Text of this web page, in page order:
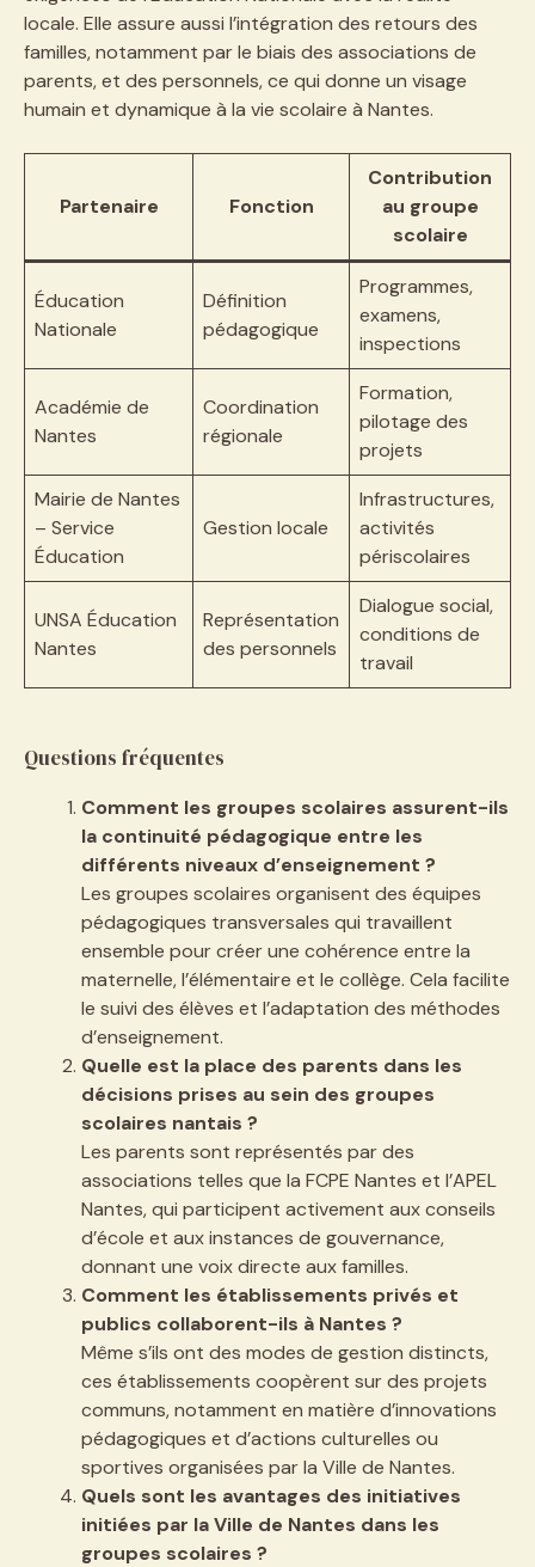
locale. Elle assure aussi l’intégration des retours des
familles, notamment par le biais des associations de
parents, et des personnels, ce qui donne un visage
humain et dynamique à la vie scolaire à Nantes.
Partenaire Fonction
Contribution
au groupe
scolaire
Éducation
Nationale
Définition
pédagogique
Programmes,
examens,
inspections
Académie de
Nantes
Coordination
régionale
Formation,
pilotage des
projets
Mairie de Nantes
– Service
Éducation
Gestion locale
Infrastructures,
activités
périscolaires
UNSA Éducation
Nantes
Représentation
des personnels
Dialogue social,
conditions de
travail
Questions fréquentes
Comment les groupes scolaires assurent-ils
la continuité pédagogique entre les
différents niveaux d’enseignement ?
Les groupes scolaires organisent des équipes
pédagogiques transversales qui travaillent
ensemble pour créer une cohérence entre la
maternelle, l’élémentaire et le collège. Cela facilite
le suivi des élèves et l’adaptation des méthodes
d’enseignement.
Quelle est la place des parents dans les
décisions prises au sein des groupes
scolaires nantais ?
Les parents sont représentés par des
associations telles que la FCPE Nantes et l’APEL
Nantes, qui participent activement aux conseils
d’école et aux instances de gouvernance,
donnant une voix directe aux familles.
Comment les établissements privés et
publics collaborent-ils à Nantes ?
Même s’ils ont des modes de gestion distincts,
ces établissements coopèrent sur des projets
communs, notamment en matière d’innovations
pédagogiques et d’actions culturelles ou
sportives organisées par la Ville de Nantes.
Quels sont les avantages des initiatives
initiées par la Ville de Nantes dans les
groupes scolaires ?